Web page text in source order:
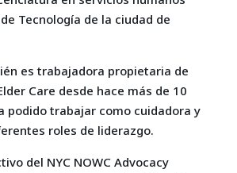
Tecnología de la ciudad de
es trabajadora propietaria de
Care desde hace más de 10
podido trabajar como cuidadora y
roles de liderazgo.
del NYC NOWC Advocacy